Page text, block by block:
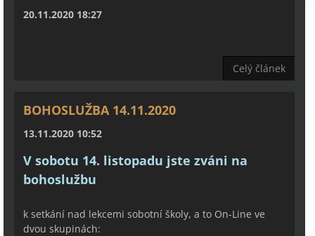
20.11.2020 18:27
Celý článek
BOHOSLUŽBA 14.11.2020
13.11.2020 10:52
V sobotu 14. listopadu jste zváni na
bohoslužbu
k setkání nad lekcemi sobotní školy, a to On-Line ve
dvou skupinách: